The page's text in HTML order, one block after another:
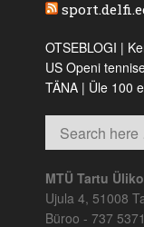
OTSEBLOGI |
US Openi
TÄNA | Üle 100
MTÜ Tartu
Ujula 4, 51008
Büroo - 737 5371